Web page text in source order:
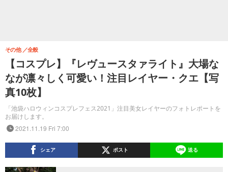
【コスプレ】『レヴュースタァライト』大場な
なが凛々しく可愛い！注目レイヤー・クエ【写
真10枚】
「池袋ハロウィンコスプレフェス2021」注目美女レイヤーのフォトレポートを
お届けします。
その他 全般
2021.11.19 Fri 7:00
シェア ポスト 送る